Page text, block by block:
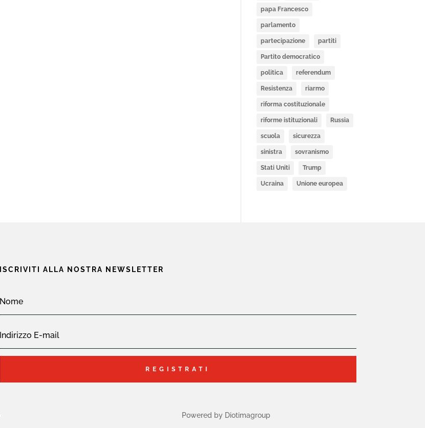
papa Francesco
parlamento
partecipazione partiti
Partito democratico
politica referendum
Resistenza riarmo
riforma costituzionale
riforme istituzionali Russia
scuola sicurezza
sinistra sovranismo
Stati Uniti Trump
Ucraina Unione europea
ISCRIVITI ALLA NOSTRA NEWSLETTER
REGISTRATI
Powered by Diotimagroup